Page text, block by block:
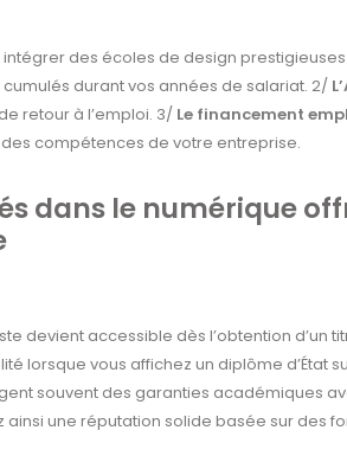
des écoles de design
cumulés durant vos années de salariat. 2/
retour à l’emploi. 3/ Le financement
compétences de votre entreprise.
dans le numérique
devient accessible dès l’obtention d’un
lorsque vous affichez un diplôme d’État
souvent des garanties académiques
ainsi une réputation solide basée sur des